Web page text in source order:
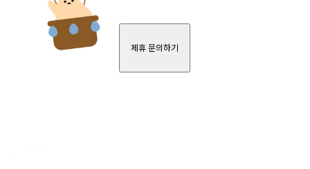
제휴 문의하기